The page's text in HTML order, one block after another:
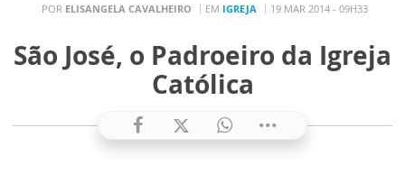
POR ELISANGELA CAVALHEIRO EM IGREJA 19 MAR 2014 - 09H33
São José, o Padroeiro da Igreja
Católica